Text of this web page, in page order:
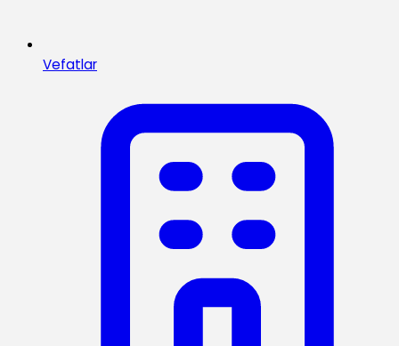
Vefatlar